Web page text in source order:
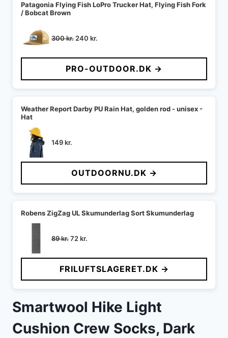
Patagonia Flying Fish LoPro Trucker Hat, Flying Fish Fork
/ Bobcat Brown
300kr. Den
pris
var:
300 kr..
240 kr.
pris
er:
240 kr..
PRO-OUTDOOR.DK →
Weather Report Darby PU Rain Hat, golden rod - unisex -
Hat
149kr.
OUTDOORNU.DK →
Robens ZigZag UL Skumunderlag Sort Skumunderlag
89kr.Den
pris
var:
89 kr..
72kr.
pris
er:
72 kr..
FRILUFTSLAGERET.DK →
Smartwool Hike Light
Cushion Crew Socks, Dark